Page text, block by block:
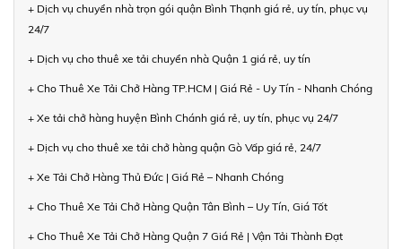
+ Dịch vụ chuyển nhà trọn gói quận Bình Thạnh giá rẻ, uy tín, phục vụ
24/7
+ Dịch vụ cho thuê xe tải chuyển nhà Quận 1 giá rẻ, uy tín
+ Cho Thuê Xe Tải Chở Hàng TP.HCM | Giá Rẻ - Uy Tín - Nhanh Chóng
+ Xe tải chở hàng huyện Bình Chánh giá rẻ, uy tín, phục vụ 24/7
+ Dịch vụ cho thuê xe tải chở hàng quận Gò Vấp giá rẻ, 24/7
+ Xe Tải Chở Hàng Thủ Đức | Giá Rẻ – Nhanh Chóng
+ Cho Thuê Xe Tải Chở Hàng Quận Tân Bình – Uy Tín, Giá Tốt
+ Cho Thuê Xe Tải Chở Hàng Quận 7 Giá Rẻ | Vận Tải Thành Đạt